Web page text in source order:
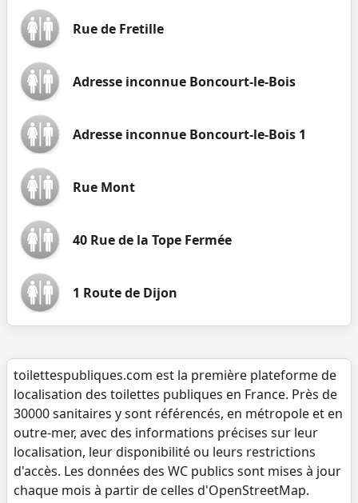
Rue de Fretille
Adresse inconnue Boncourt-le-Bois
Adresse inconnue Boncourt-le-Bois 1
Rue Mont
40 Rue de la Tope Fermée
1 Route de Dijon
toilettespubliques.com est la première plateforme de
localisation des toilettes publiques en France. Près de
30000 sanitaires y sont référencés, en métropole et en
outre-mer, avec des informations précises sur leur
localisation, leur disponibilité ou leurs restrictions
d'accès. Les données des WC publics sont mises à jour
chaque mois à partir de celles d'OpenStreetMap.